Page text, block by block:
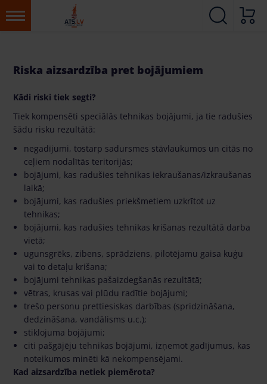
Riska aizsardzība pret bojājumiem
Kādi riski tiek segti?
Tiek kompensēti speciālās tehnikas bojājumi, ja tie radušies
šādu risku rezultātā:
negadījumi, tostarp sadursmes stāvlaukumos un citās no
ceļiem nodalītās teritorijās;
bojājumi, kas radušies tehnikas iekraušanas/izkraušanas
laikā;
bojājumi, kas radušies priekšmetiem uzkrītot uz
tehnikas;
bojājumi, kas radušies tehnikas krišanas rezultātā darba
vietā;
ugunsgrēks, zibens, sprādziens, pilotējamu gaisa kuģu
vai to detaļu krišana;
bojājumi tehnikas pašaizdegšanās rezultātā;
vētras, krusas vai plūdu radītie bojājumi;
trešo personu prettiesiskas darbības (spridzināšana,
dedzināšana, vandālisms u.c.);
stiklojuma bojājumi;
citi pašgājēju tehnikas bojājumi, izņemot gadījumus, kas
noteikumos minēti kā nekompensējami.
Kad aizsardzība netiek piemērota?